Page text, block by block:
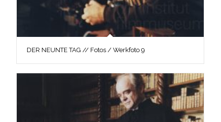
DER NEUNTE TAG // Fotos / Werkfoto 9